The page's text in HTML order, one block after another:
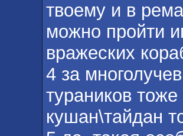
твоему и в
можно пройти
вражеских
4 за
тураников
кушан\тайдан